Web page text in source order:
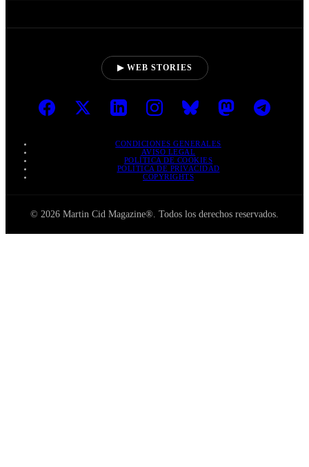
▶ WEB STORIES
CONDICIONES GENERALES
AVISO LEGAL
POLÍTICA DE COOKIES
POLÍTICA DE PRIVACIDAD
COPYRIGHTS
© 2026 Martin Cid Magazine®. Todos los derechos reservados.